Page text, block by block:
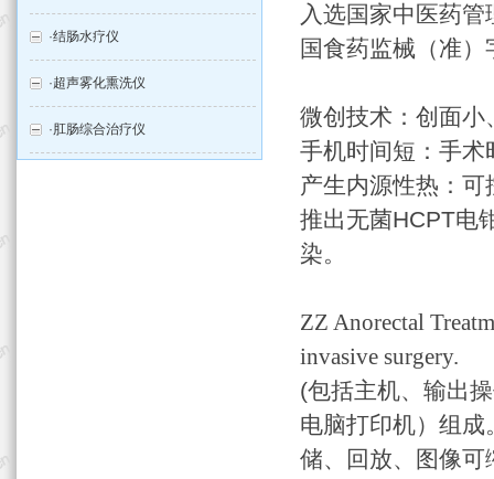
入选国家中医药管
国食药监械（准
微创技术：创面小
手机时间短：手
产生内源性热：
推出无菌HCPT电
染。
ZZ Anorectal
invasive surgery.
(包括主机、输出
电脑打印机）组
储、回放、图像可
·结肠水疗仪
·超声雾化熏洗仪
·肛肠综合治疗仪